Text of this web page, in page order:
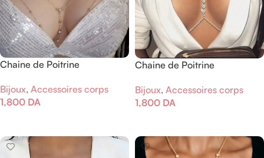
Chaine de Poitrine
Bijoux, Accessoires corps
1,800 DA
Chaine de Poitrine
Bijoux, Accessoires corps
1,800 DA